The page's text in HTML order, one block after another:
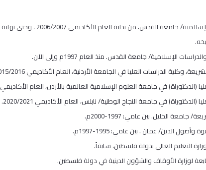
الإسلامية/ جامعة القدس. منذ العام 1997م وإلى الآن.
وكلية الدراسات العليا في الجامعة الأردنية، العام الأكاديمي 2015/2016.
في جامعة العلوم الإسلامية العالمية بالأردن، العام الأكاديمي 2012/2013.
في جامعة النجاح الوطنية/ نابلس، العام الأكاديمي 2020/2021.
الخليل. بين عامي: 1997-2000م.
الدين/ عمان . بين عامي: 1995-1997م.
التعليم العالي بدولة فلسطين، سابقاً.
لوزارة الأوقاف والشؤون الدينية في دولة فلسطين.